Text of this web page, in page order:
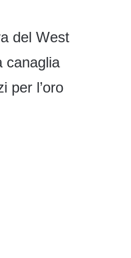
del West
l’oro